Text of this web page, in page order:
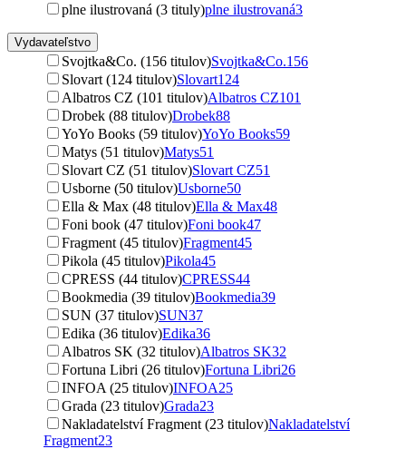
plne ilustrovaná (3 tituly)plne ilustrovaná3
Vydavateľstvo
Svojtka&Co. (156 titulov)Svojtka&Co.156
Slovart (124 titulov)Slovart124
Albatros CZ (101 titulov)Albatros CZ101
Drobek (88 titulov)Drobek88
YoYo Books (59 titulov)YoYo Books59
Matys (51 titulov)Matys51
Slovart CZ (51 titulov)Slovart CZ51
Usborne (50 titulov)Usborne50
Ella & Max (48 titulov)Ella & Max48
Foni book (47 titulov)Foni book47
Fragment (45 titulov)Fragment45
Pikola (45 titulov)Pikola45
CPRESS (44 titulov)CPRESS44
Bookmedia (39 titulov)Bookmedia39
SUN (37 titulov)SUN37
Edika (36 titulov)Edika36
Albatros SK (32 titulov)Albatros SK32
Fortuna Libri (26 titulov)Fortuna Libri26
INFOA (25 titulov)INFOA25
Grada (23 titulov)Grada23
Nakladatelství Fragment (23 titulov)Nakladatelství
Fragment23